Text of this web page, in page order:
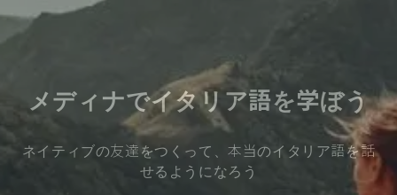
メディナでイタリア語を学ぼう
ネイティブの友達をつくって、本当のイタリア語を話
せるようになろう